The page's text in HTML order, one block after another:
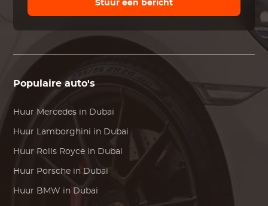
Stuur een bericht
Populaire auto's
Huur Mercedes in Dubai
Huur Lamborghini in Dubai
Huur Rolls Royce in Dubai
Huur Porsche in Dubai
Huur BMW in Dubai